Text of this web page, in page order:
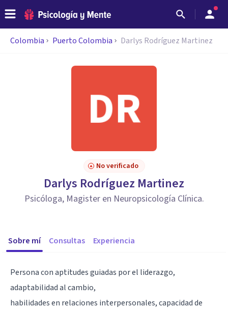
Colombia Puerto Colombia Darlys Rodríguez Martinez
No verificado
Darlys Rodríguez Martinez
Psicóloga, Magister en Neuropsicología Clínica.
Sobre mí Consultas Experiencia
Persona con aptitudes guiadas por el liderazgo,
adaptabilidad al cambio,
habilidades en relaciones interpersonales, capacidad de